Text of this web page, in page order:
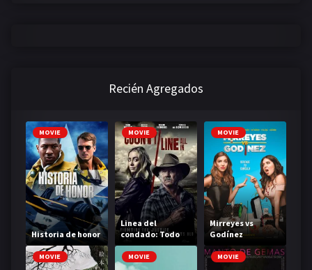
Recién Agregados
MOVIE
Historia de honor
MOVIE
Linea del
condado: Todo
adentro
MOVIE
Mirreyes vs
Godínez
MOVIE MOVIE MOVIE